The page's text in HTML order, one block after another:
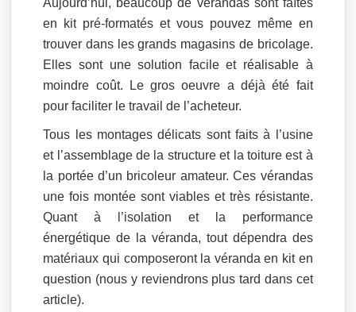
Aujourd’hui, beaucoup de vérandas sont faîtes
en kit pré-formatés et vous pouvez même en
trouver dans les grands magasins de bricolage.
Elles sont une solution facile et réalisable à
moindre coût. Le gros oeuvre a déjà été fait
pour faciliter le travail de l’acheteur.
Tous les montages délicats sont faits à l’usine
et l’assemblage de la structure et la toiture est à
la portée d’un bricoleur amateur. Ces vérandas
une fois montée sont viables et très résistante.
Quant à l’isolation et la performance
énergétique de la véranda, tout dépendra des
matériaux qui composeront la véranda en kit en
question (nous y reviendrons plus tard dans cet
article).